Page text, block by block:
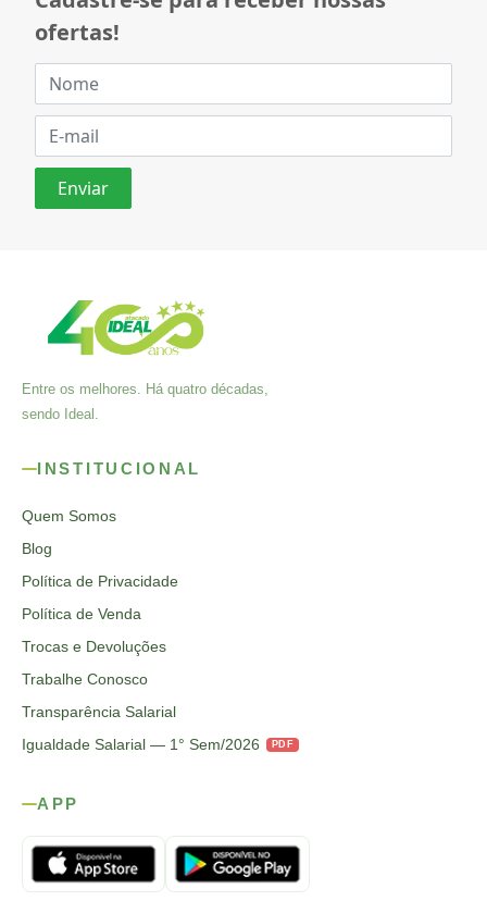
ofertas!
Entre os melhores. Há quatro décadas,
sendo Ideal.
INSTITUCIONAL
Quem Somos
Blog
Política de Privacidade
Política de Venda
Trocas e Devoluções
Trabalhe Conosco
Transparência Salarial
Igualdade Salarial — 1° Sem/2026
PDF
APP